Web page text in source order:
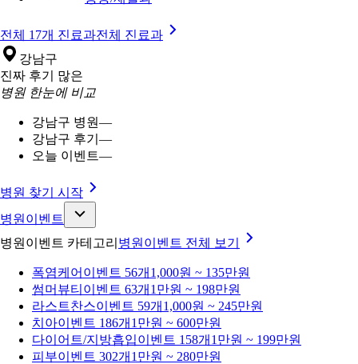
전체 17개 진료과전체 진료과
강남구
진짜 후기 많은
병원 한눈에 비교
강남구 병원—
강남구 후기 —
오늘 이벤트—
병원 찾기 시작
병원이벤트
병원이벤트 카테고리 병원이벤트 전체 보기
폭염케어 이벤트 56개 1,000원 ~ 135만원
썸머뷰티 이벤트 63개 1만원 ~ 198만원
라스트찬스이벤트 59개 1,000원 ~ 245만원
치아이벤트 186개 1만원 ~ 600만원
다이어트/지방흡입이벤트 158개 1만원 ~ 199만원
피부이벤트 302개 1만원 ~ 280만원